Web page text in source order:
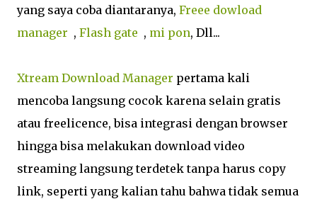
yang saya coba diantaranya, Freee dowload
manager , Flash gate , mi pon, Dll...
Xtream Download Manager pertama kali
mencoba langsung cocok karena selain gratis
atau freelicence, bisa integrasi dengan browser
hingga bisa melakukan download video
streaming langsung terdetek tanpa harus copy
link, seperti yang kalian tahu bahwa tidak semua